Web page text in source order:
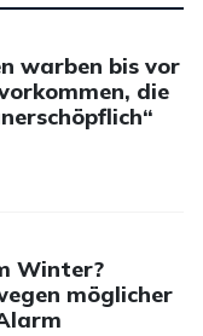
warben bis vor
die
Winter?
möglicher